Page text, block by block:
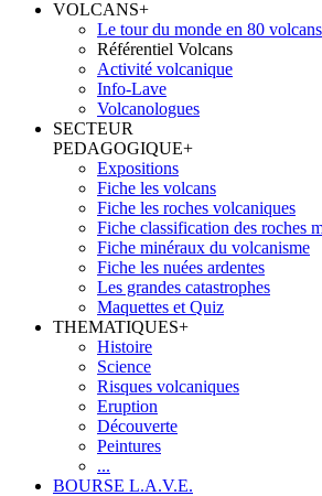
VOLCANS+
Le tour du monde en 80 volcans
Référentiel Volcans
Activité volcanique
Info-Lave
Volcanologues
SECTEUR
PEDAGOGIQUE+
Expositions
Fiche les volcans
Fiche les roches volcaniques
Fiche classification des roches
Fiche minéraux du volcanisme
Fiche les nuées ardentes
Les grandes catastrophes
Maquettes et Quiz
THEMATIQUES+
Histoire
Science
Risques volcaniques
Eruption
Découverte
Peintures
...
BOURSE L.A.V.E.